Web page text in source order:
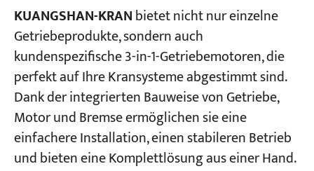
KUANGSHAN-KRANbietet nicht nur einzelne
Getriebeprodukte, sondern auch
kundenspezifische 3-in-1-Getriebemotoren, die
perfekt auf Ihre Kransysteme abgestimmt sind.
Dank der integrierten Bauweise von Getriebe,
Motor und Bremse ermöglichen sie eine
einfachere Installation, einen stabileren Betrieb
und bieten eine Komplettlösung aus einer Hand.